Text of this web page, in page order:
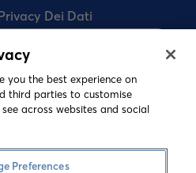
Dei Dati
prodotto farmaceutico
ai consumatori
Informativa sui Cookie
you the best experience on
third parties to customise
across websites and social
Preferences